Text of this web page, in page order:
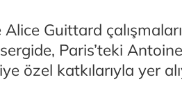
Guittard
Paris’teki
özel katkılarıyla yer